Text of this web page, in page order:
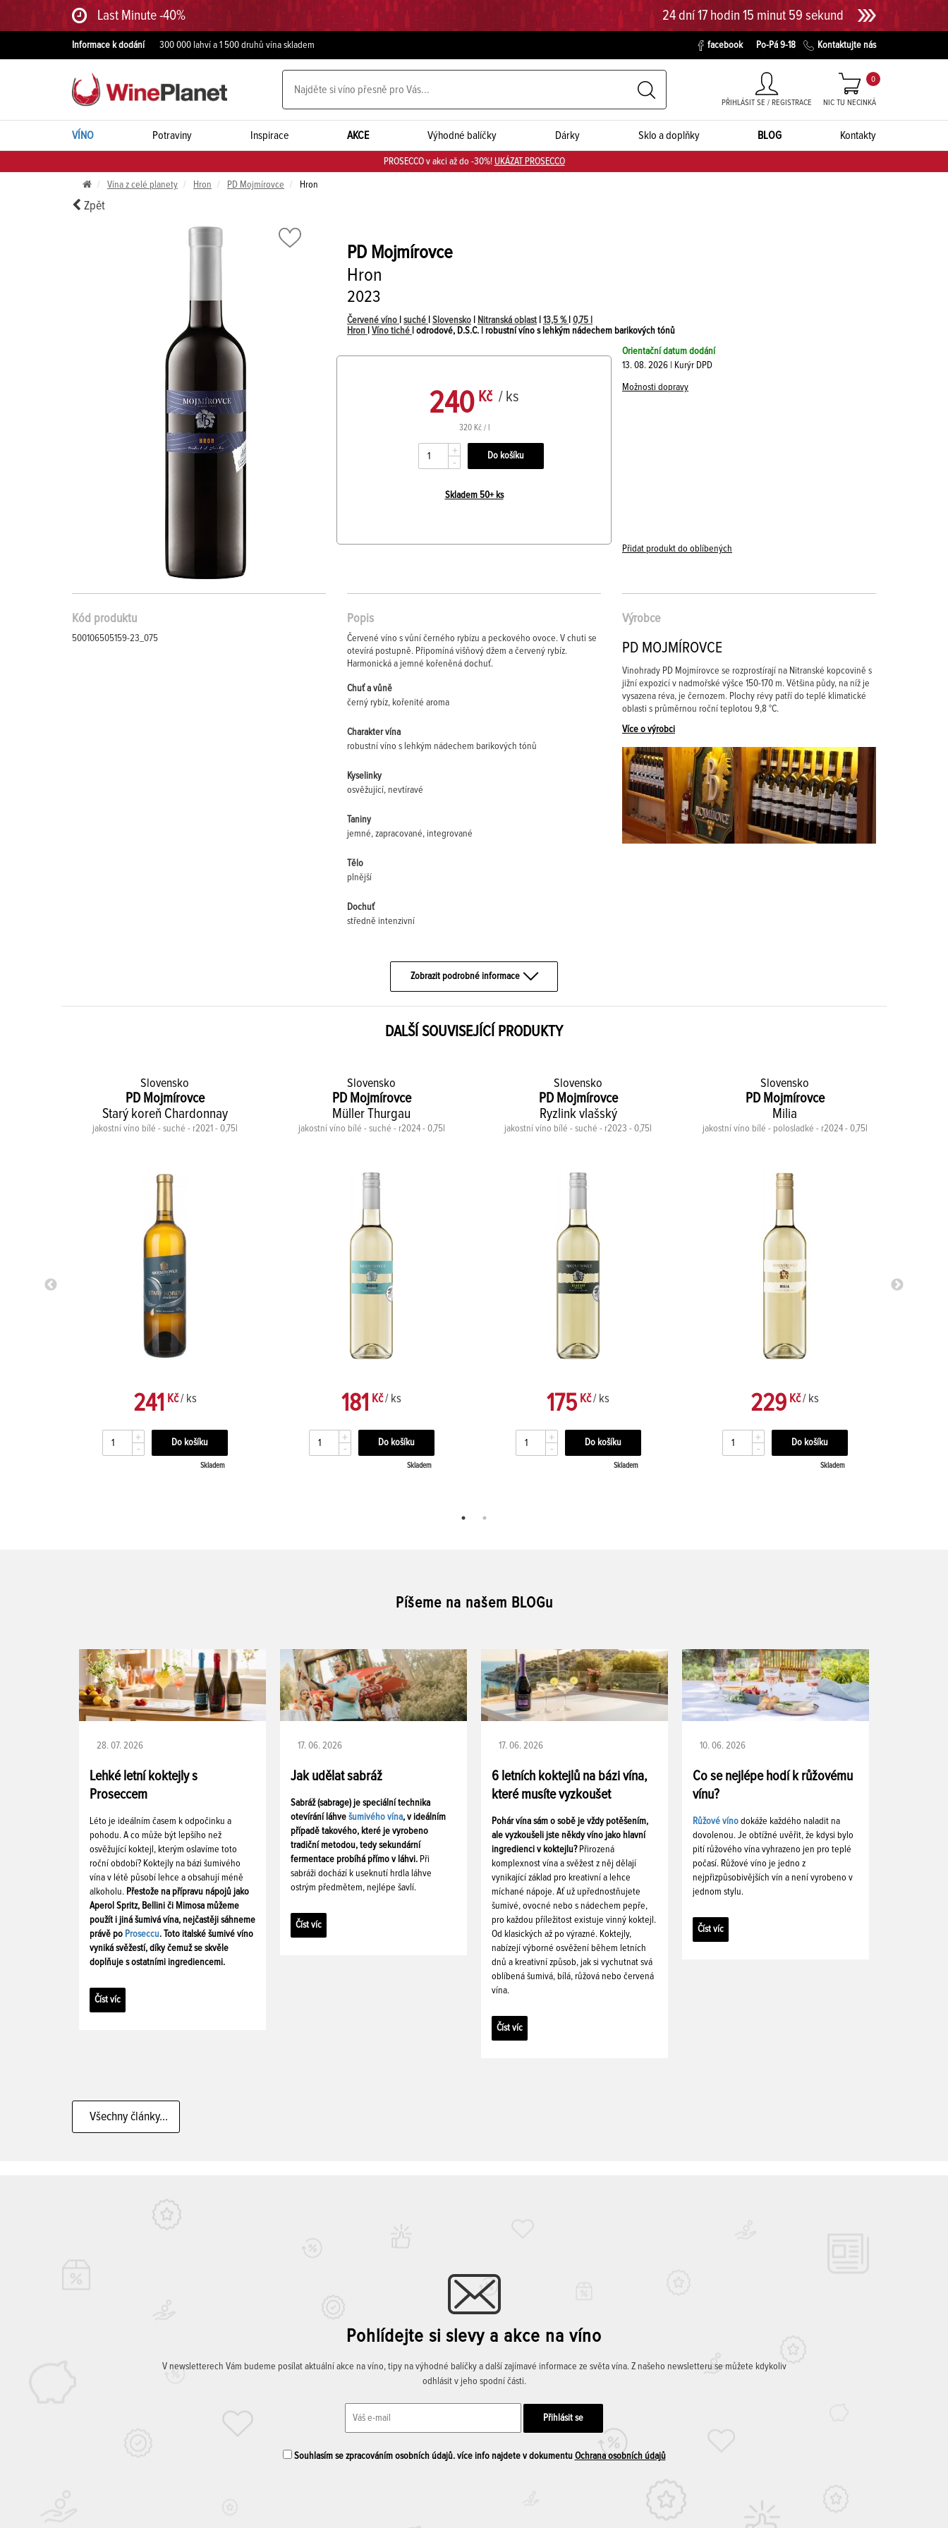
Last Minute -40% 24 dní 17 hodin 15 minut 58 sekund
Informace k dodání 300 000 lahví a 1 500 druhů vína skladem facebook Po-Pá 9-18 Kontaktujte nás
PŘIHLÁSIT SE / REGISTRACE NIC TU NECINKÁ
0
VÍNO Potraviny Inspirace AKCE Výhodné balíčky Dárky Sklo a doplňky BLOG Kontakty
PROSECCO v akci až do -30%! UKÁZAT PROSECCO
Vína z celé planety Hron PD Mojmírovce Hron
Zpět
PD Mojmírovce
Hron
2023
Červené víno suché Slovensko Nitranská oblast 13,5 % 0,75 l
Hron
Víno tiché | odrodové, D.S.C. | robustní víno s lehkým nádechem barikových tónů
240 Kč / ks
320 Kč / l
+
-
Skladem 50+ ks
Orientační datum dodání
13. 08. 2026 | Kurýr DPD
Možnosti dopravy
Přidat produkt do oblíbených
Kód produktu
500106505159-23_075
Popis
Červené víno s vůní černého rybízu a peckového ovoce. V chuti se
otevírá postupně. Připomíná višňový džem a červený rybíz.
Harmonická a jemné kořeněná dochuť.
Chuť a vůně
černý rybíz, kořenité aroma
Charakter vína
robustní víno s lehkým nádechem barikových tónů
Kyselinky
osvěžující, nevtíravé
Taniny
jemné, zapracované, integrované
Tělo
plnější
Dochuť
středně intenzivní
Zobrazit podrobné informace
Výrobce
PD MOJMÍROVCE
Vinohrady PD Mojmírovce se rozprostírají na Nitranské kopcovině s
jižní expozicí v nadmořské výšce 150-170 m. Většina půdy, na níž je
vysazena réva, je černozem. Plochy révy patří do teplé klimatické
oblasti s průměrnou roční teplotou 9,8 °C.
Více o výrobci
DALŠÍ SOUVISEJÍCÍ PRODUKTY
Slovensko
PD Mojmírovce
Starý koreň Chardonnay
jakostní víno bílé - suché - r2021 - 0,75l
241 Kč/ ks
+
-
Skladem
Slovensko
PD Mojmírovce
Müller Thurgau
jakostní víno bílé - suché - r2024 - 0,75l
181 Kč/ ks
+
-
Skladem
Slovensko
PD Mojmírovce
Ryzlink vlašský
jakostní víno bílé - suché - r2023 - 0,75l
175 Kč/ ks
+
-
Skladem
Slovensko
PD Mojmírovce
Milia
jakostní víno bílé - polosladké - r2024 - 0,75l
229 Kč/ ks
+
-
Skladem
Píšeme na našem BLOGu
28. 07. 2026
Lehké letní koktejly s
Proseccem
Léto je ideálním časem k odpočinku a
pohodu. A co může být lepšího než
osvěžující koktejl, kterým oslavíme toto
roční období? Koktejly na bázi šumivého
vína v létě působí lehce a obsahují méně
alkoholu. Přestože na přípravu nápojů jako
Aperol Spritz, Bellini či Mimosa můžeme
použít i jiná šumivá vína, nejčastěji sáhneme
právě po Proseccu. Toto italské šumivé víno
vyniká svěžestí, díky čemuž se skvěle
doplňuje s ostatními ingrediencemi.
Číst víc
17. 06. 2026
Jak udělat sabráž
Sabráž (sabrage) je speciální technika
otevírání láhve šumivého vína, v ideálním
případě takového, které je vyrobeno
tradiční metodou, tedy sekundární
fermentace probíhá přímo v láhvi. Při
sabráži dochází k useknutí hrdla láhve
ostrým předmětem, nejlépe šavlí.
Číst víc
17. 06. 2026
6 letních koktejlů na bázi vína,
které musíte vyzkoušet
Pohár vína sám o sobě je vždy potěšením,
ale vyzkoušeli jste někdy víno jako hlavní
ingredienci v koktejlu? Přirozená
komplexnost vína a svěžest z něj dělají
vynikající základ pro kreativní a lehce
míchané nápoje. Ať už upřednostňujete
šumivé, ovocné nebo s nádechem pepře,
pro každou příležitost existuje vinný koktejl.
Od klasických až po výrazné. Koktejly,
nabízejí výborné osvěžení během letních
dnů a kreativní způsob, jak si vychutnat svá
oblíbená šumivá, bílá, růžová nebo červená
vína.
Číst víc
10. 06. 2026
Co se nejlépe hodí k růžovému
vínu?
Růžové víno dokáže každého naladit na
dovolenou. Je obtížné uvěřit, že kdysi bylo
pití růžového vína vyhrazeno jen pro teplé
počasí. Růžové víno je jedno z
nejpřizpůsobivějších vín a není vyrobeno v
jednom stylu.
Číst víc
Všechny články...
Pohlídejte si slevy a akce na víno
V newsletterech Vám budeme posílat aktuální akce na víno, tipy na výhodné balíčky a další zajímavé informace ze světa vína. Z našeho newsletteru se můžete kdykoliv
odhlásit v jeho spodní části.
Souhlasím se zpracováním osobních údajů. více info najdete v dokumentu Ochrana osobních údajů